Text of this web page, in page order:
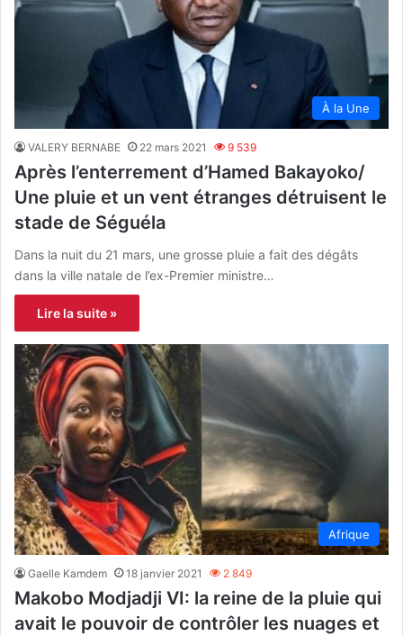
À la Une
VALERY BERNABE 22 mars 2021 9 539
Après l’enterrement d’Hamed Bakayoko/
Une pluie et un vent étranges détruisent le
stade de Séguéla
Dans la nuit du 21 mars, une grosse pluie a fait des dégâts
dans la ville natale de l’ex-Premier ministre…
Lire la suite »
Afrique
Gaelle Kamdem 18 janvier 2021 2 849
Makobo Modjadji VI: la reine de la pluie qui
avait le pouvoir de contrôler les nuages et